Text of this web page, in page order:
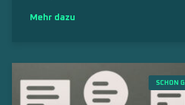
Mehr dazu
SCHON